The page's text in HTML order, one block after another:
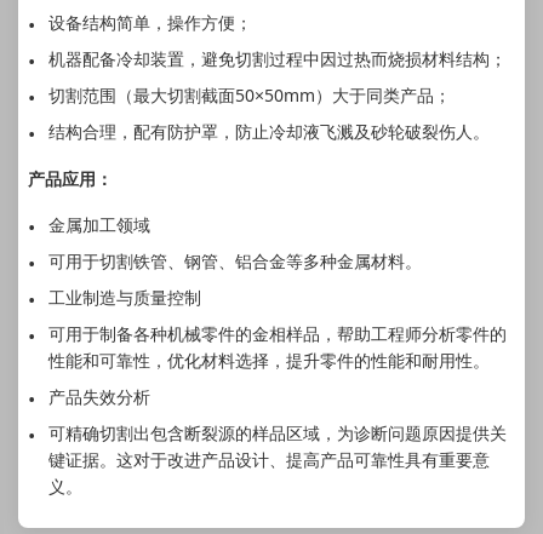
设备结构简单，操作方便；
机器配备冷却装置，避免切割过程中因过热而烧损材料结构；
切割范围（最大切割截面50×50mm）大于同类产品；
结构合理，配有防护罩，防止冷却液飞溅及砂轮破裂伤人。
产品应用：
金属加工领域
可用于切割铁管、钢管、铝合金等多种金属材料。
工业制造与质量控制
可用于制备各种机械零件的金相样品，帮助工程师分析零件的
性能和可靠性，优化材料选择，提升零件的性能和耐用性。
产品失效分析
可精确切割出包含断裂源的样品区域，为诊断问题原因提供关
键证据。这对于改进产品设计、提高产品可靠性具有重要意
义。